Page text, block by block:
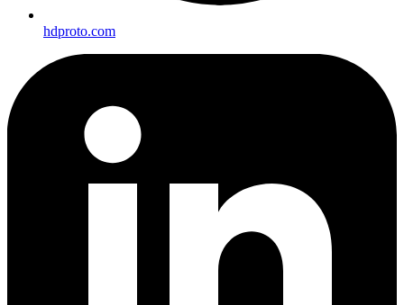
hdproto.com